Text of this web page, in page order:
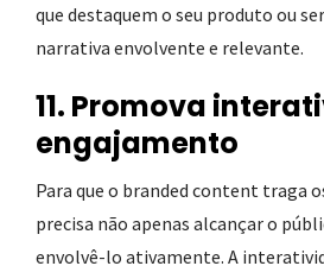
que destaquem o seu produto ou
narrativa envolvente e relevante.
11. Promova
engajamento
Para que o branded content traga
precisa não apenas alcançar o
envolvê-lo ativamente. A